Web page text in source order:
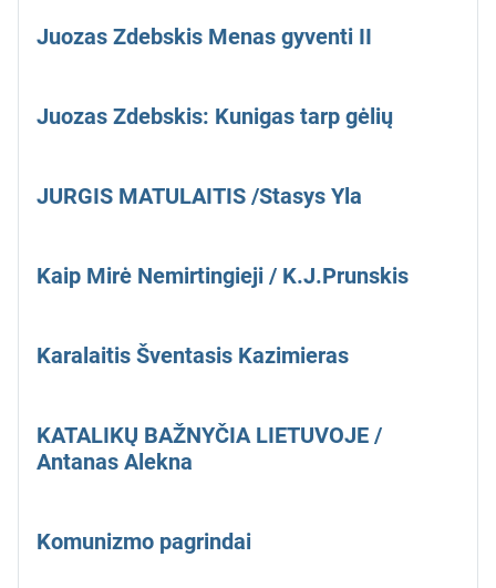
Juozas Zdebskis Menas gyventi II
Juozas Zdebskis: Kunigas tarp gėlių
JURGIS MATULAITIS /Stasys Yla
Kaip Mirė Nemirtingieji / K.J.Prunskis
Karalaitis Šventasis Kazimieras
KATALIKŲ BAŽNYČIA LIETUVOJE /
Antanas Alekna
Komunizmo pagrindai